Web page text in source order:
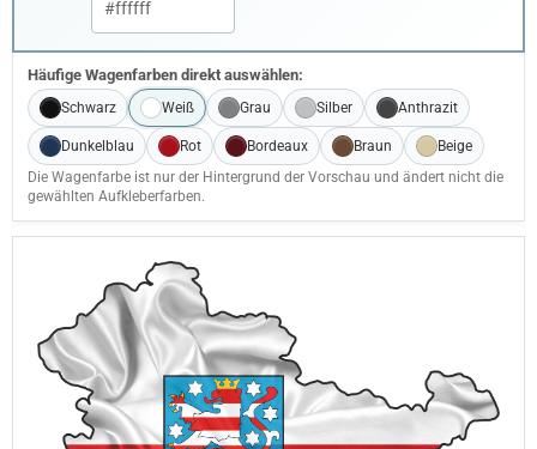
Häufige Wagenfarben direkt auswählen:
Schwarz Weiß Grau Silber Anthrazit
Dunkelblau Rot Bordeaux Braun
Beige
Die Wagenfarbe ist nur der Hintergrund der Vorschau und ändert nicht die
gewählten Aufkleberfarben.